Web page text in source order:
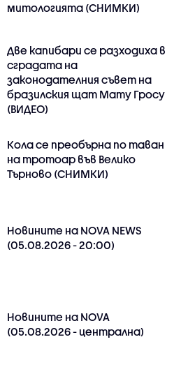
митологията (СНИМКИ)
Две капибари се разходиха в
сградата на
законодателния съвет на
бразилския щат Мату Гросу
(ВИДЕО)
Кола се преобърна по таван
на тротоар във Велико
Търново (СНИМКИ)
Новините на NOVA NEWS
(05.08.2026 - 20:00)
Новините на NOVA
(05.08.2026 - централна)